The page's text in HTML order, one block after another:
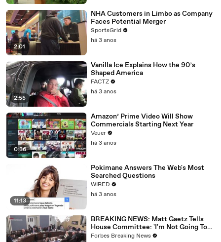
2:01
NHA Customers in Limbo as Company
Faces Potential Merger
SportsGrid
há 3 anos
2:55
Vanilla Ice Explains How the 90’s
Shaped America
FACTZ
há 3 anos
0:36
Amazon’ Prime Video Will Show
Commercials Starting Next Year
Veuer
há 3 anos
11:13
Pokimane Answers The Web's Most
Searched Questions
WIRED
há 3 anos
BREAKING NEWS: Matt Gaetz Tells
House Committee: 'I'm Not Going To
Vote For A Continuing Resolution'
Forbes Breaking News